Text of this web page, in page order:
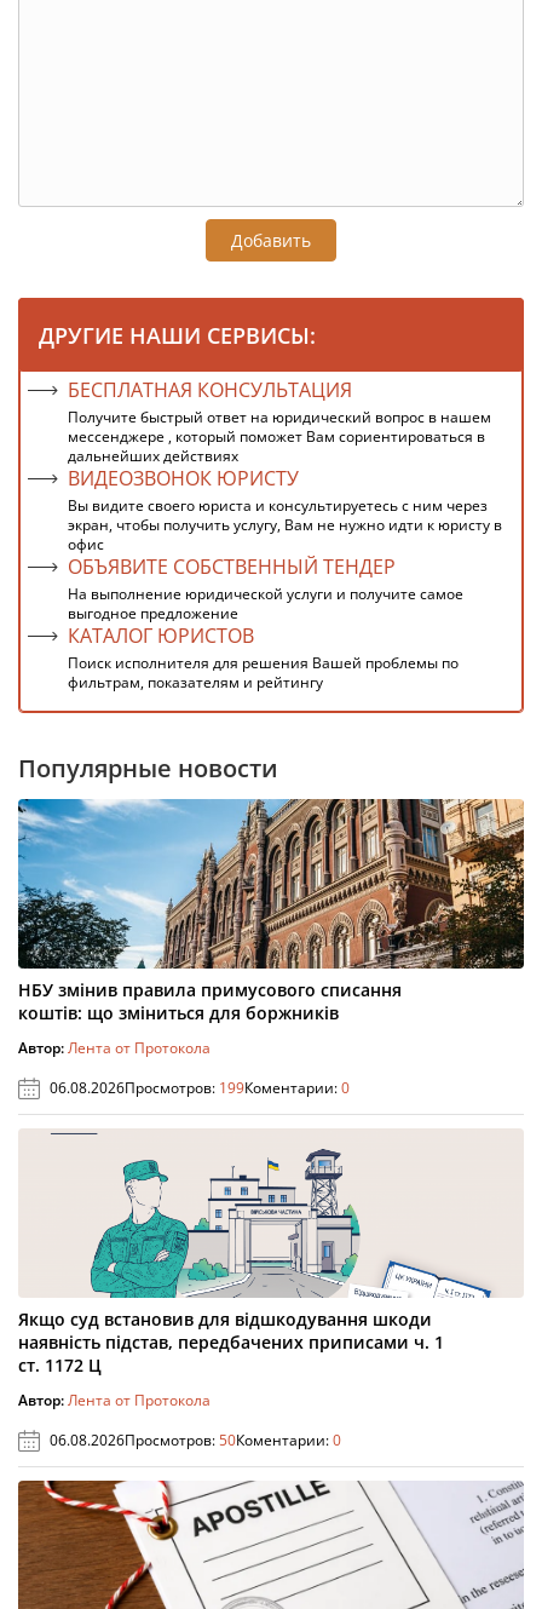
Добавить
ДРУГИЕ НАШИ СЕРВИСЫ:
БЕСПЛАТНАЯ КОНСУЛЬТАЦИЯ
Получите быстрый ответ на юридический вопрос в нашем
мессенджере , который поможет Вам сориентироваться в
дальнейших действиях
ВИДЕОЗВОНОК ЮРИСТУ
Вы видите своего юриста и консультируетесь с ним через
экран, чтобы получить услугу, Вам не нужно идти к юристу в
офис
ОБЪЯВИТЕ СОБСТВЕННЫЙ ТЕНДЕР
На выполнение юридической услуги и получите самое
выгодное предложение
КАТАЛОГ ЮРИСТОВ
Поиск исполнителя для решения Вашей проблемы по
фильтрам, показателям и рейтингу
Популярные новости
НБУ змінив правила примусового списання
коштів: що зміниться для боржників
Автор:Лента от Протокола
06.08.2026Просмотров: 199Коментарии:0
Якщо суд встановив для відшкодування шкоди
наявність підстав, передбачених приписами ч. 1
ст. 1172 Ц
Автор:Лента от Протокола
06.08.2026Просмотров:50Коментарии:0